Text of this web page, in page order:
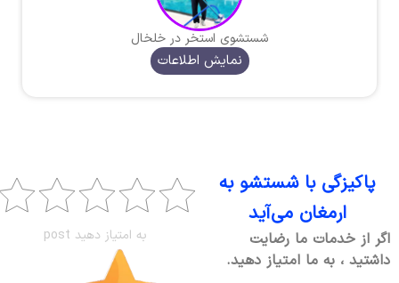
شستشوی استخر در خلخال
نمایش اطلاعات
پاکیزگی با شستشو به
ارمغان می‌آید
اگر از خدمات ما رضایت
داشتید ، به ما امتیاز دهید.
به امتیاز دهید post